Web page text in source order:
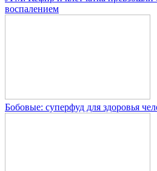
воспалением
Бобовые: суперфуд для здоровья